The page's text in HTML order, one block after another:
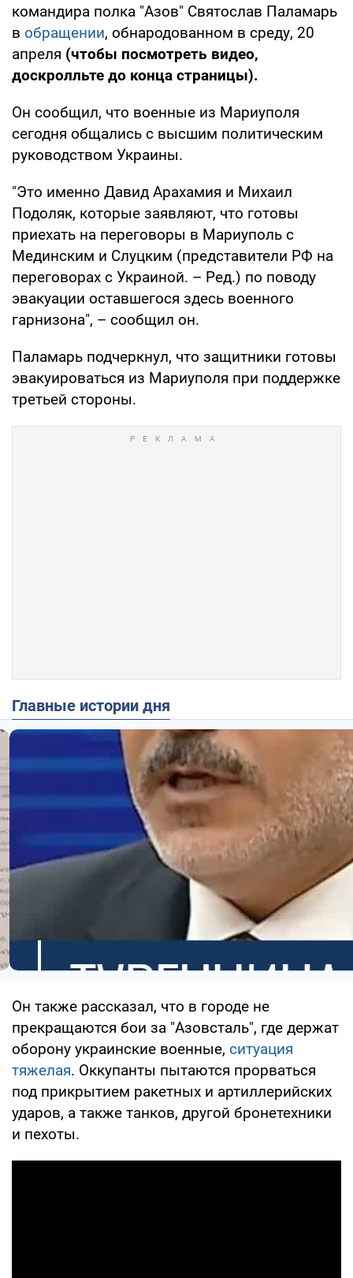
командира полка "Азов" Святослав Паламарь
в обращении, обнародованном в среду, 20
апреля (чтобы посмотреть видео,
доскролльте до конца страницы).
Он сообщил, что военные из Мариуполя
сегодня общались с высшим политическим
руководством Украины.
"Это именно Давид Арахамия и Михаил
Подоляк, которые заявляют, что готовы
приехать на переговоры в Мариуполь с
Мединским и Слуцким (представители РФ на
переговорах с Украиной. – Ред.) по поводу
эвакуации оставшегося здесь военного
гарнизона", – сообщил он.
Паламарь подчеркнул, что защитники готовы
эвакуироваться из Мариуполя при поддержке
третьей стороны.
Главные истории дня
Он также рассказал, что в городе не
прекращаются бои за "Азовсталь", где держат
оборону украинские военные, ситуация
тяжелая. Оккупанты пытаются прорваться
под прикрытием ракетных и артиллерийских
ударов, а также танков, другой бронетехники
и пехоты.